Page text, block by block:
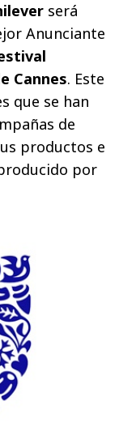
será
Anunciante
Cannes. Este
que se han
de
productos e
por